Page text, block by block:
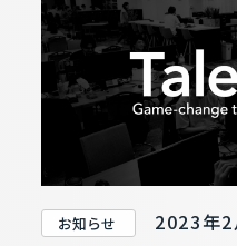
お知らせ
2023年2